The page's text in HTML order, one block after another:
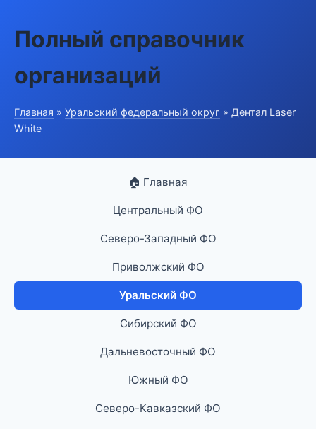
Полный справочник
организаций
Главная » Уральский федеральный округ » Дентал Laser
White
🏠 Главная
Центральный ФО
Северо-Западный ФО
Приволжский ФО
Уральский ФО
Сибирский ФО
Дальневосточный ФО
Южный ФО
Северо-Кавказский ФО